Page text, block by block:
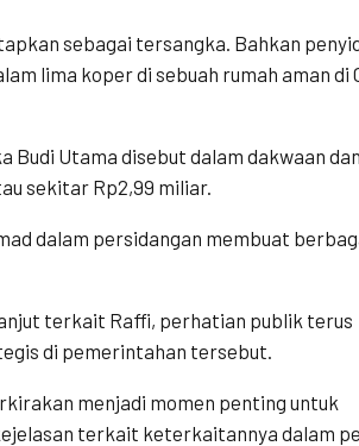
sebagai tersangka. Bahkan
lima koper di sebuah rumah aman di
Utama disebut dalam dakwaan
sekitar Rp2,99 miliar.
dalam persidangan membuat
terkait Raffi, perhatian publik terus
di pemerintahan tersebut.
menjadi momen penting untuk
terkait keterkaitannya dalam